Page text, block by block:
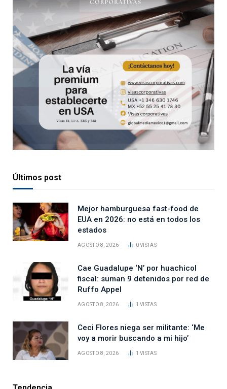
Últimos post
Mejor hamburguesa fast-food de
EUA en 2026: no está en todos los
estados
AGOSTO 8, 2026 0VISTAS
Cae Guadalupe ‘N’ por huachicol
fiscal: suman 9 detenidos por red de
Ruffo Appel
AGOSTO 8, 2026 1VISTAS
Ceci Flores niega ser militante: ‘Me
voy a morir buscando a mi hijo’
AGOSTO 8, 2026 1VISTAS